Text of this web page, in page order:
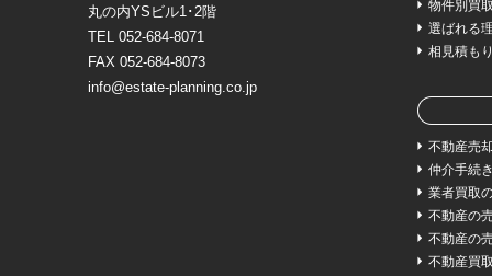
丸の内YSビル1･2階
TEL 052-684-8071
FAX 052-684-8073
info@estate-planning.co.jp
物件別買
選ばれる
相見積も
不動産売
仲介手続
業者買取
不動産の
不動産の
不動産買